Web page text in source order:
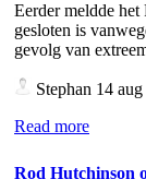
Eerder meldde
gesloten is
gevolg van
Stephan 14
Read more
Rod Hutchinson